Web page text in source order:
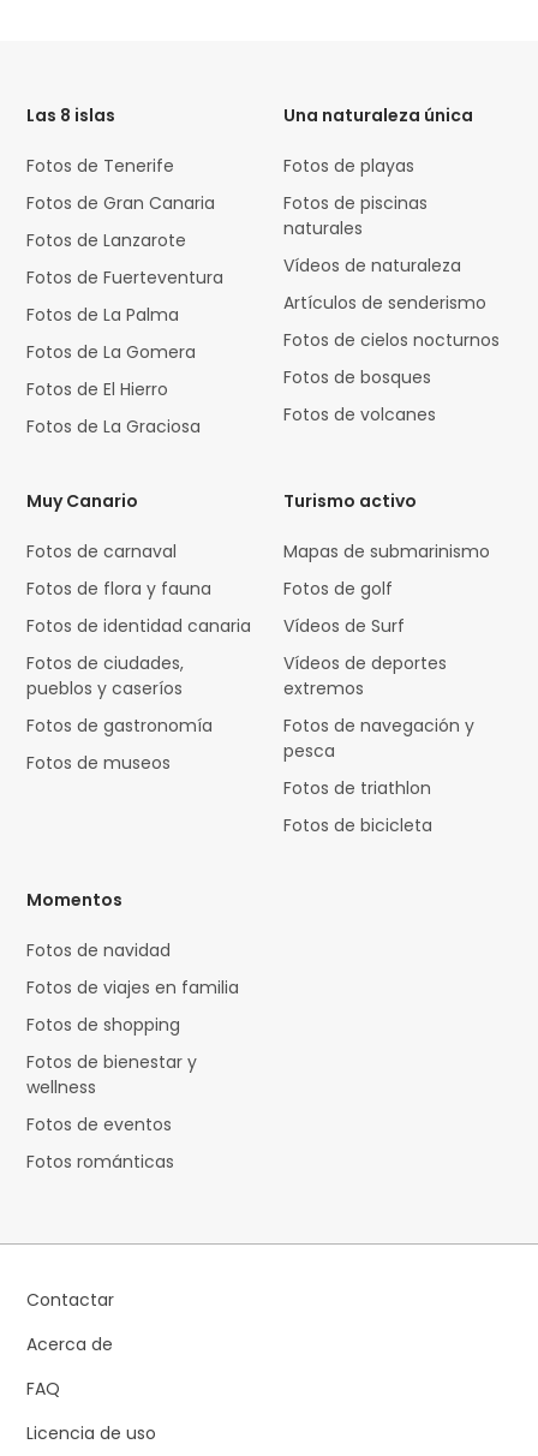
Las 8 islas
Fotos de Tenerife
Fotos de Gran Canaria
Fotos de Lanzarote
Fotos de Fuerteventura
Fotos de La Palma
Fotos de La Gomera
Fotos de El Hierro
Fotos de La Graciosa
Una naturaleza única
Fotos de playas
Fotos de piscinas
naturales
Vídeos de naturaleza
Artículos de senderismo
Fotos de cielos nocturnos
Fotos de bosques
Fotos de volcanes
Muy Canario
Fotos de carnaval
Fotos de flora y fauna
Fotos de identidad canaria
Fotos de ciudades,
pueblos y caseríos
Fotos de gastronomía
Fotos de museos
Turismo activo
Mapas de submarinismo
Fotos de golf
Vídeos de Surf
Vídeos de deportes
extremos
Fotos de navegación y
pesca
Fotos de triathlon
Fotos de bicicleta
Momentos
Fotos de navidad
Fotos de viajes en familia
Fotos de shopping
Fotos de bienestar y
wellness
Fotos de eventos
Fotos románticas
Contactar
Acerca de
FAQ
Licencia de uso